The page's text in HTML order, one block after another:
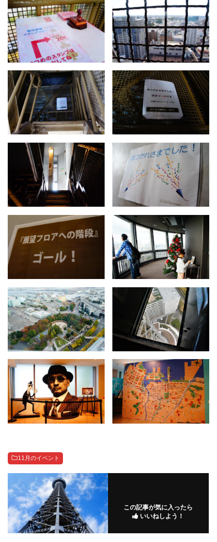
11月のイベント
この記事が気に入ったら
いいねしよう！